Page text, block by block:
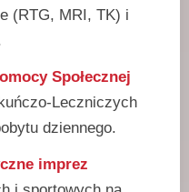
(RTG, MRI, TK) i
Społecznej
Leczniczych
dziennego.
imprez